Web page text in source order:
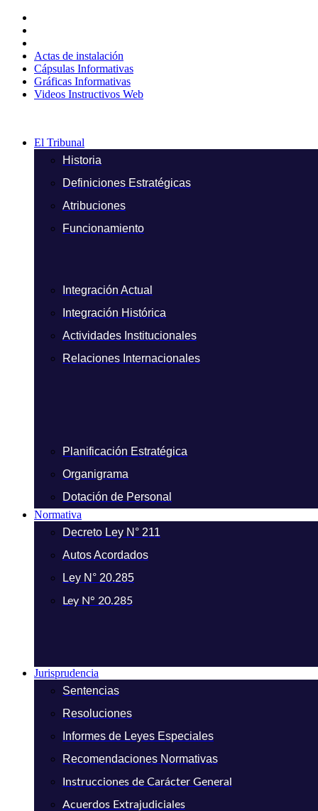
contenido
Actas de instalación
Cápsulas Informativas
Gráficas Informativas
Videos Instructivos Web
El Tribunal
Historia
Definiciones Estratégicas
Atribuciones
Funcionamiento
Integración Actual
Integración Histórica
Actividades Institucionales
Relaciones Internacionales
Planificación Estratégica
Organigrama
Dotación de Personal
Normativa
Decreto Ley N° 211
Autos Acordados
Ley N° 20.285
Ley N° 20.285
Jurisprudencia
Sentencias
Resoluciones
Informes de Leyes Especiales
Recomendaciones Normativas
Instrucciones de Carácter General
Acuerdos Extrajudiciales